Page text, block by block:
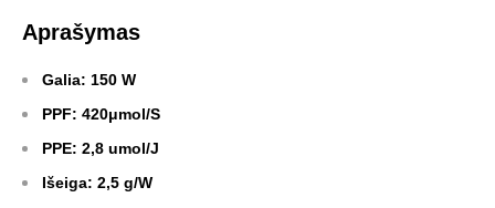
Aprašymas
Galia: 150 W
PPF: 420μmol/S
PPE: 2,8 umol/J
Išeiga: 2,5 g/W